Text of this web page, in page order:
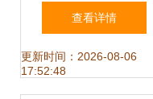
开发有限责任公司
的发展焦点与行业
查看详情
更新时间：2026-08-06
17:52:48